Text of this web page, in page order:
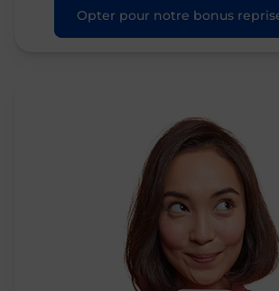
Opter pour notre bonus